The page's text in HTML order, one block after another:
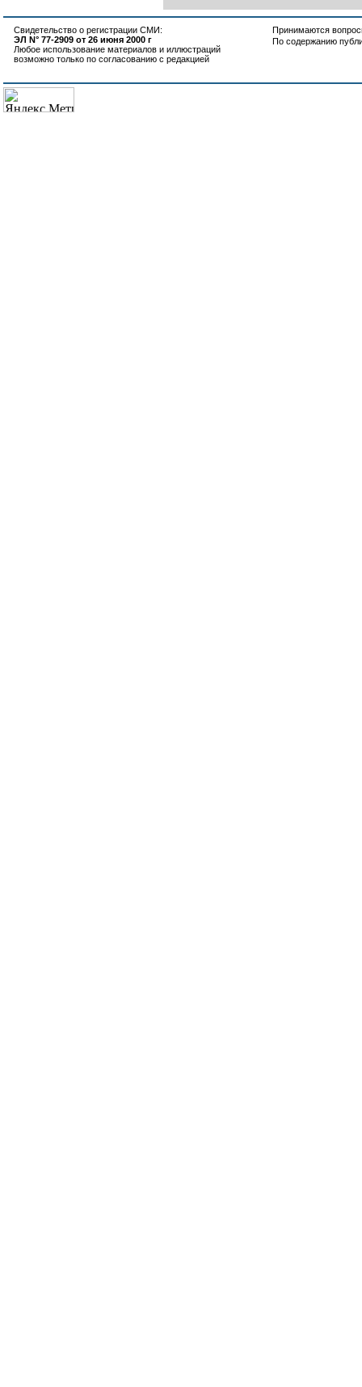
Свидетельство о регистрации СМИ:
ЭЛ N° 77-2909 от 26 июня 2000 г
Любое использование материалов и иллюстраций
возможно только по согласованию с редакцией
Принимаются
По содержанию